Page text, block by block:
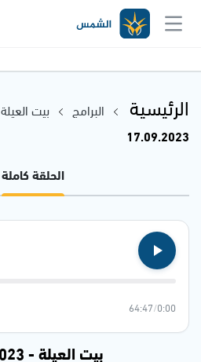
الرئيسية البرامج بيت العيلة
17.09.2023
الحلقة كاملة
0:00
/
64:47
بيت العيلة - 17.09.2023